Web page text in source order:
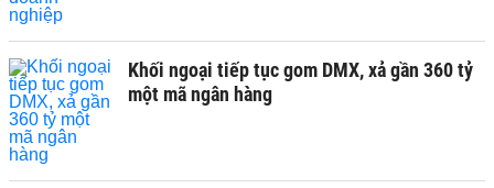
Khối ngoại tiếp tục gom DMX, xả gần 360 tỷ
một mã ngân hàng